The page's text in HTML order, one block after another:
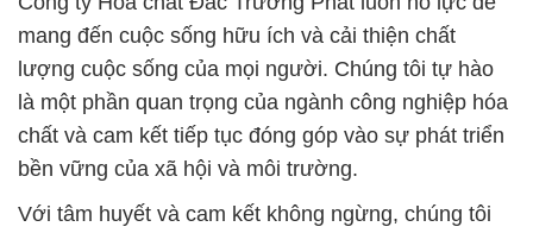
mang đến cuộc sống hữu ích và cải thiện chất
lượng cuộc sống của mọi người. Chúng tôi tự hào
là một phần quan trọng của ngành công nghiệp hóa
chất và cam kết tiếp tục đóng góp vào sự phát triển
bền vững của xã hội và môi trường.
Với tâm huyết và cam kết không ngừng, chúng tôi